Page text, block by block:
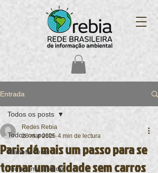
Entrada
Todos os posts
Planeta Terra
Tome uma atitude
Todos os posts
Paris dá mais um passo para se
tornar uma cidade sem carros
Redes Rebia
28 mar 2025 4 min de lectura